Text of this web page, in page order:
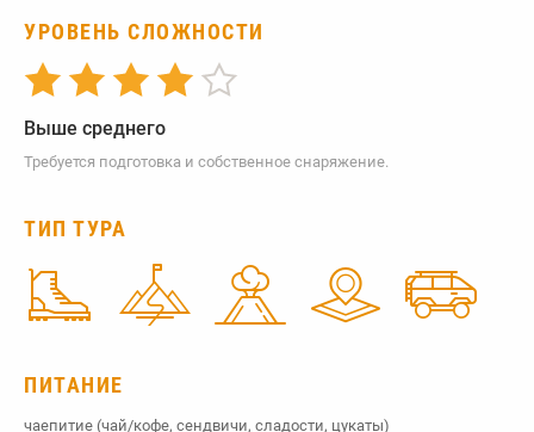
УРОВЕНЬ СЛОЖНОСТИ
Выше среднего
Требуется подготовка и собственное снаряжение.
ТИП ТУРА
ПИТАНИЕ
чаепитие (чай/кофе, сендвичи, сладости, цукаты)